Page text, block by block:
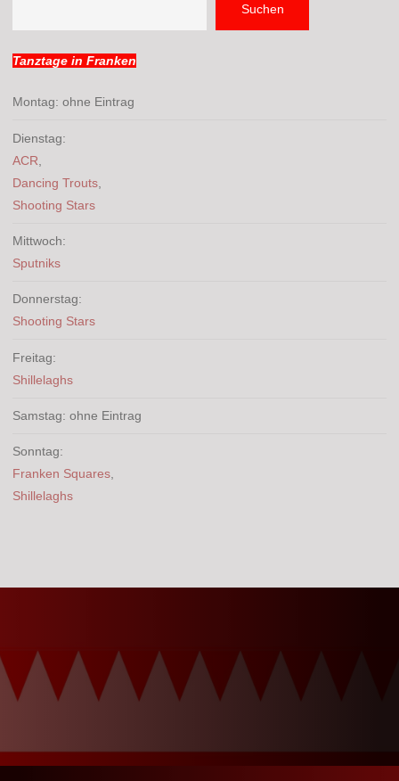
Suchen
Tanztage in Franken
Montag: ohne Eintrag
Dienstag:
ACR
Dancing Trouts
Shooting Stars
Mittwoch:
Sputniks
Donnerstag:
Shooting Stars
Freitag:
Shillelaghs
Samstag: ohne Eintrag
Sonntag:
Franken Squares,
Shillelaghs